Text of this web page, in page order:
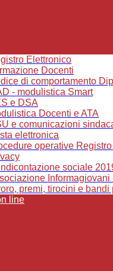
Elettronico
Docenti
di comportamento
- modulistica Smart
e DSA
Docenti e ATA
e comunicazioni
elettronica
operative
sociale
Informagiovani
premi, tirocini e
line